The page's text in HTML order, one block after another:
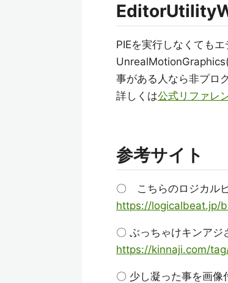
PIEを実行しなくても
事がある人なら非プロ
詳しくは公式リファレ
参考サイト
〇 こちらのロジカル
https://logicalbeat.jp/
〇 ぶっちゃけキンアジ
https://kinnaji.com/
〇 少し凝った事を画像